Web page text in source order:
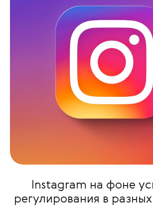
Instagram на фоне
регулирования в